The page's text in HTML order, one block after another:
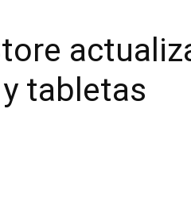
tabletas